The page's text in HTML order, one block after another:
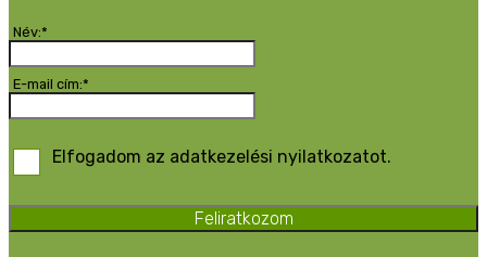
Név:*
E-mail cím:*
Elfogadom az adatkezelési nyilatkozatot.
Feliratkozom